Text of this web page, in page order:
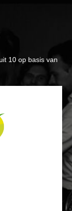
uit 10 op basis van